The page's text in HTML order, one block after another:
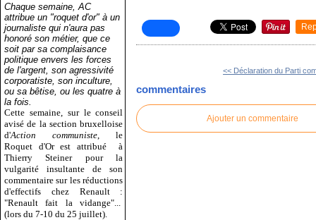
Chaque semaine, AC
attribue un "roquet d'or" à un
journaliste qui n'aura pas
honoré son métier, que ce
soit par sa complaisance
politique envers les forces
de l'argent, son agressivité
corporatiste, son inculture,
ou sa bêtise, ou les quatre à
la fois.
Cette semaine, sur le conseil
avisé de la section bruxelloise
d'Action communiste , le
Roquet d'Or est attribué
à
Thierry Steiner pour la
vulgarité insultante de son
commentaire sur les réductions
d'effectifs chez Renault :
"Renault fait la vidange"...
(lors du 7-10 du 25 juillet).
<< Déclaration du Parti
commentaires
Ajouter un commentaire